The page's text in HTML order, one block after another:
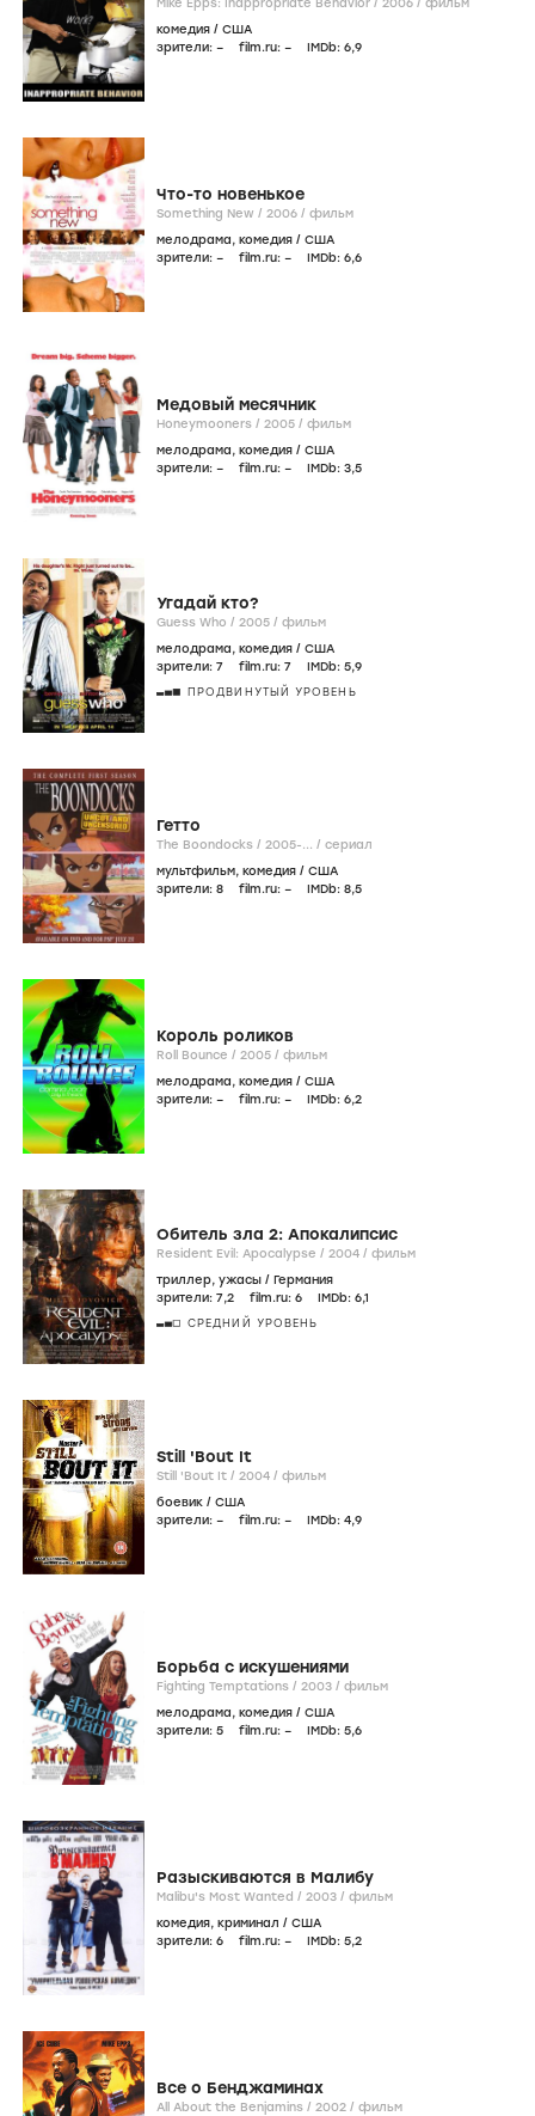
комедия / США
зрители: – film.ru: – IMDb: 6,9
Что-то новенькое
Something New / 2006 / фильм
мелодрама, комедия / США
зрители: – film.ru: – IMDb: 6,6
Медовый месячник
Honeymooners / 2005 / фильм
мелодрама, комедия / США
зрители: – film.ru: – IMDb: 3,5
Угадай кто?
Guess Who / 2005 / фильм
мелодрама, комедия / США
зрители: 7 film.ru: 7 IMDb: 5,9
ПРОДВИНУТЫЙ УРОВЕНЬ
Гетто
The Boondocks / 2005-... / сериал
мультфильм, комедия / США
зрители: 8 film.ru: – IMDb: 8,5
Король роликов
Roll Bounce / 2005 / фильм
мелодрама, комедия / США
зрители: – film.ru: – IMDb: 6,2
Обитель зла 2: Апокалипсис
Resident Evil: Apocalypse / 2004 / фильм
триллер, ужасы / Германия
зрители: 7,2 film.ru: 6 IMDb: 6,1
СРЕДНИЙ УРОВЕНЬ
Still 'Bout It
Still 'Bout It / 2004 / фильм
боевик / США
зрители: – film.ru: – IMDb: 4,9
Борьба с искушениями
Fighting Temptations / 2003 / фильм
мелодрама, комедия / США
зрители: 5 film.ru: – IMDb: 5,6
Разыскиваются в Малибу
Malibu's Most Wanted / 2003 / фильм
комедия, криминал / США
зрители: 6 film.ru: – IMDb: 5,2
Все о Бенджаминах
All About the Benjamins / 2002 / фильм